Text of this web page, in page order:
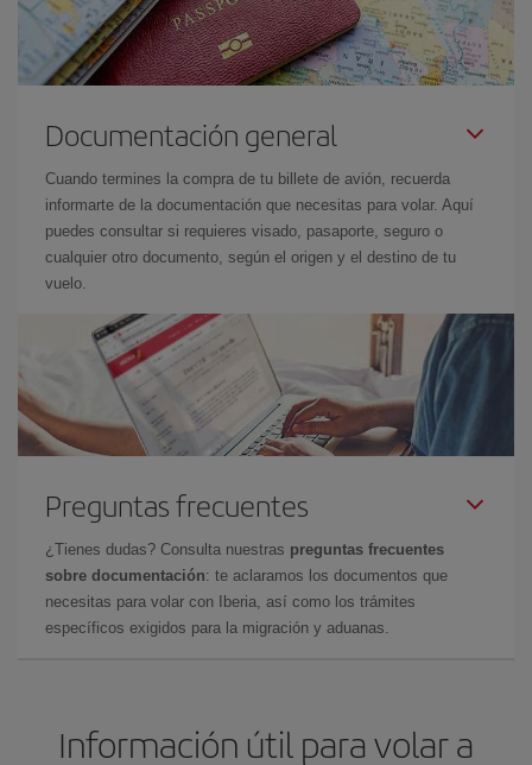
Documentación general
Cuando termines la compra de tu billete de avión, recuerda
informarte de la documentación que necesitas para volar. Aquí
puedes consultar si requieres visado, pasaporte, seguro o
cualquier otro documento, según el origen y el destino de tu
vuelo.
Preguntas frecuentes
¿Tienes dudas? Consulta nuestras preguntas frecuentes
sobre documentación: te aclaramos los documentos que
necesitas para volar con Iberia, así como los trámites
específicos exigidos para la migración y aduanas.
Información útil para volar a